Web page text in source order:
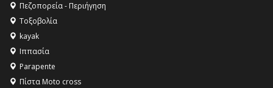
Πεζοπορεία - Περιήγηση
Τοξοβολία
kayak
Ιππασία
Parapente
Πίστα Moto cross